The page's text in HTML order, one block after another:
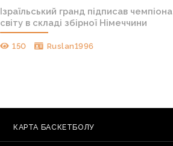
Ізраїльський гранд підписав чемпіона
світу в складі збірної Німеччини
150 Ruslan1996
КАРТА БАСКЕТБОЛУ